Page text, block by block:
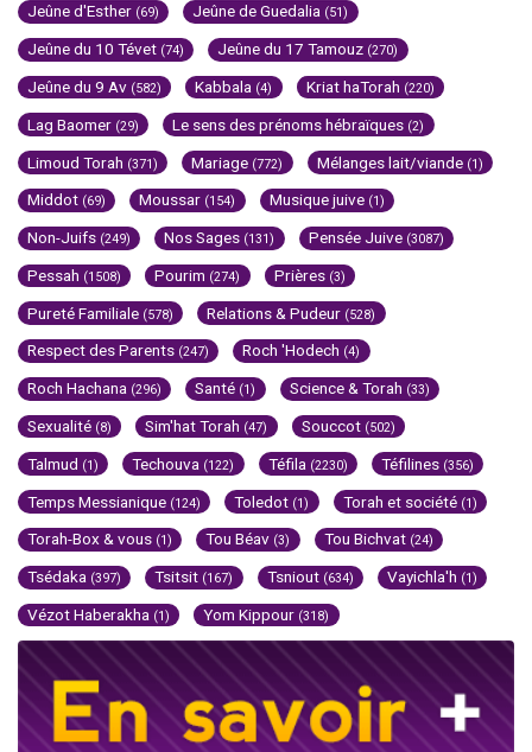
Jeûne d'Esther (69) Jeûne de Guedalia (51)
Jeûne du 10 Tévet (74) Jeûne du 17 Tamouz (270)
Jeûne du 9 Av (582) Kabbala (4) Kriat haTorah (220)
Lag Baomer (29) Le sens des prénoms hébraïques (2)
Limoud Torah (371) Mariage (772) Mélanges lait/viande (1)
Middot (69) Moussar (154) Musique juive (1)
Non-Juifs (249) Nos Sages (131) Pensée Juive (3087)
Pessah (1508) Pourim (274) Prières (3)
Pureté Familiale (578) Relations & Pudeur (528)
Respect des Parents (247) Roch 'Hodech (4)
Roch Hachana (296) Santé (1) Science & Torah (33)
Sexualité (8) Sim'hat Torah (47) Souccot (502)
Talmud (1) Techouva (122) Téfila (2230) Téfilines (356)
Temps Messianique (124) Toledot (1) Torah et société (1)
Torah-Box & vous (1) Tou Béav (3) Tou Bichvat (24)
Tsédaka (397) Tsitsit (167) Tsniout (634) Vayichla'h (1)
Vézot Haberakha (1) Yom Kippour (318)